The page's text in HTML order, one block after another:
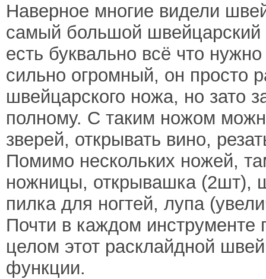
Наверное многие видели
самый большой
есть буквально всё что
сильно огромный, он просто
швейцарского ножа, но зато
полному. С таким ножом
зверей, открывать вино,
Помимо нескольких ножей,
ножницы, открывашка (2шт),
пилка для ногтей, лупа
Почти в каждом инструменте
целом этот расклайдной
функции.